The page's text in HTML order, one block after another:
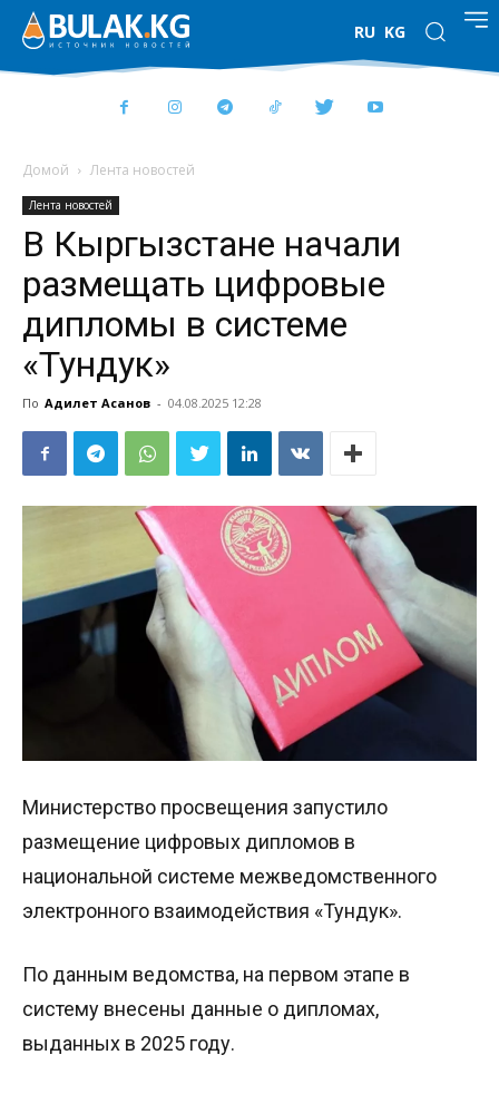
RU KG
Домой Лента новостей
Лента новостей
В Кыргызстане начали
размещать цифровые
дипломы в системе
«Тундук»
По Адилет Асанов - 04.08.2025 12:28
Министерство просвещения запустило
размещение цифровых дипломов в
национальной системе межведомственного
электронного взаимодействия «Тундук».
По данным ведомства, на первом этапе в
систему внесены данные о дипломах,
выданных в 2025 году.